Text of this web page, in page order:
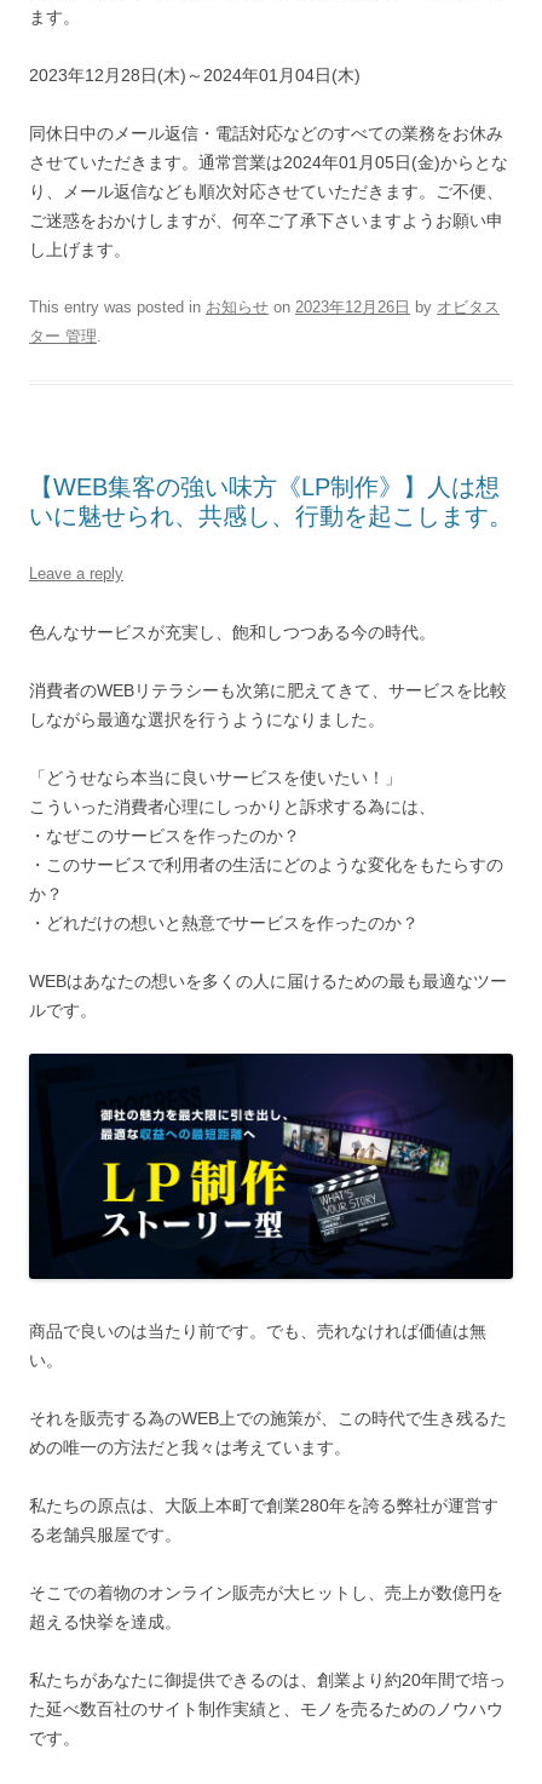
ます。
2023年12月28日(木)～2024年01月04日(木)
同休日中のメール返信・電話対応などのすべての業務をお休み
させていただきます。通常営業は2024年01月05日(金)からとな
り、メール返信なども順次対応させていただきます。ご不便、
ご迷惑をおかけしますが、何卒ご了承下さいますようお願い申
し上げます。
This entry was posted in お知らせ on 2023年12月26日 by オビタス
ター 管理.
【WEB集客の強い味方《LP制作》】人は想
いに魅せられ、共感し、行動を起こします。
Leave a reply
色んなサービスが充実し、飽和しつつある今の時代。
消費者のWEBリテラシーも次第に肥えてきて、サービスを比較
しながら最適な選択を行うようになりました。
「どうせなら本当に良いサービスを使いたい！」
こういった消費者心理にしっかりと訴求する為には、
・なぜこのサービスを作ったのか？
・このサービスで利用者の生活にどのような変化をもたらすの
か？
・どれだけの想いと熱意でサービスを作ったのか？
WEBはあなたの想いを多くの人に届けるための最も最適なツー
ルです。
商品で良いのは当たり前です。でも、売れなければ価値は無
い。
それを販売する為のWEB上での施策が、この時代で生き残るた
めの唯一の方法だと我々は考えています。
私たちの原点は、大阪上本町で創業280年を誇る弊社が運営す
る老舗呉服屋です。
そこでの着物のオンライン販売が大ヒットし、売上が数億円を
超える快挙を達成。
私たちがあなたに御提供できるのは、創業より約20年間で培っ
た延べ数百社のサイト制作実績と、モノを売るためのノウハウ
です。